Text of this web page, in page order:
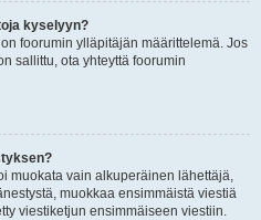
kyselyyn?
foorumin ylläpitäjän määrittelemä. Jos
sallittu, ota yhteyttä foorumin
muokata vain alkuperäinen lähettäjä,
muokkaa ensimmäistä viestiä
viestiketjun ensimmäiseen viestiin.